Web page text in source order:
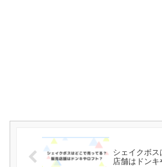
シェイクボ
店舗はドンキ